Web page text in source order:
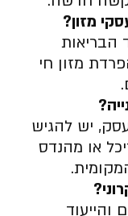
מזון?
הבריאות
מזון חי
?
יש להגיש
או מהנדס
?
והייעוד